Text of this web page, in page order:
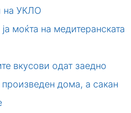
на УКЛО
ја моќта на медитеранската
вкусови одат заедно
дома, а сакан